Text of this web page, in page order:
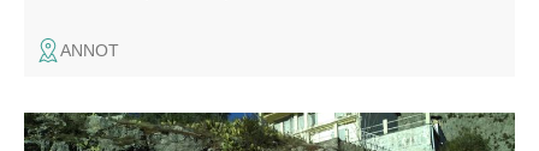
ANNOT